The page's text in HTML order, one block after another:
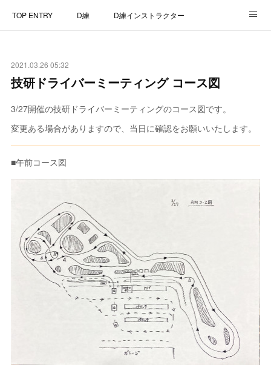
TOP ENTRY D練 D練インストラクター
CONTACT
2021.03.26 05:32
技研ドライバーミーティング コース図
3/27開催の技研ドライバーミーティングのコース図です。
変更ある場合がありますので、当日に確認をお願いいたします。
■午前コース図